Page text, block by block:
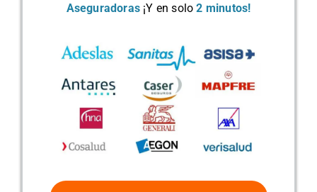
Aseguradoras ¡Y en solo2 minutos!